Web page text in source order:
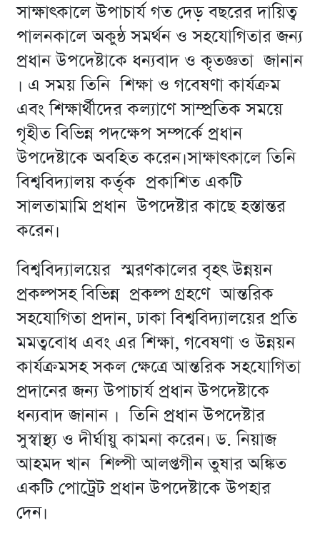
সাক্ষাৎকালে উপাচার্য গত দেড় বছরের দায়িত্ব
পালনকালে অকুন্ঠ সমর্থন ও সহযোগিতার জন্য
প্রধান উপদেষ্টাকে ধন্যবাদ ও কৃতজ্ঞতা জানান
। এ সময় তিনি শিক্ষা ও গবেষণা কার্যক্রম
এবং শিক্ষার্থীদের কল্যাণে সাম্প্রতিক সময়ে
গৃহীত বিভিন্ন পদক্ষেপ সম্পর্কে প্রধান
উপদেষ্টাকে অবহিত করেন।সাক্ষাৎকালে তিনি
বিশ্ববিদ্যালয় কর্তৃক প্রকাশিত একটি
সালতামামি প্রধান উপদেষ্টার কাছে হস্তান্তর
করেন।
বিশ্ববিদ্যালয়ের স্মরণকালের বৃহৎ উন্নয়ন
প্রকল্পসহ বিভিন্ন প্রকল্প গ্রহণে আন্তরিক
সহযোগিতা প্রদান, ঢাকা বিশ্ববিদ্যালয়ের প্রতি
মমত্ববোধ এবং এর শিক্ষা, গবেষণা ও উন্নয়ন
কার্যক্রমসহ সকল ক্ষেত্রে আন্তরিক সহযোগিতা
প্রদানের জন্য উপাচার্য প্রধান উপদেষ্টাকে
ধন্যবাদ জানান । তিনি প্রধান উপদেষ্টার
সুস্বাস্থ্য ও দীর্ঘায়ু কামনা করেন। ড. নিয়াজ
আহমদ খান শিল্পী আলপ্তগীন তুষার অঙ্কিত
একটি পোট্রেট প্রধান উপদেষ্টাকে উপহার
দেন।